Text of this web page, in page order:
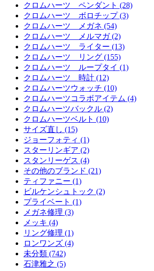
クロムハーツ ペンダント (28)
クロムハーツ ボロチップ (3)
クロムハーツ メガネ (54)
クロムハーツ メルマガ (2)
クロムハーツ ライター (13)
クロムハーツ リング (155)
クロムハーツ ループタイ (1)
クロムハーツ 時計 (12)
クロムハーツウォッチ (10)
クロムハーツコラボアイテム (4)
クロムハーツバックル (2)
クロムハーツベルト (10)
サイズ直し (15)
ジョーフォティ (1)
スターリンギア (2)
スタンリーゲス (4)
その他のブランド (21)
ティファニー (1)
ビルケンシュトック (2)
プライベート (1)
メガネ修理 (3)
メッキ (4)
リング修理 (1)
ロンワンズ (4)
未分類 (742)
石津雅之 (5)